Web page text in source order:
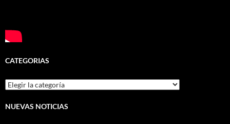
CATEGORIAS
Categorias
NUEVAS NOTICIAS